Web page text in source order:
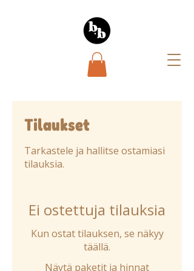
Tilaukset
Tarkastele ja hallitse ostamiasi
tilauksia.
Ei ostettuja tilauksia
Kun ostat tilauksen, se näkyy
täällä.
Näytä paketit ja hinnat